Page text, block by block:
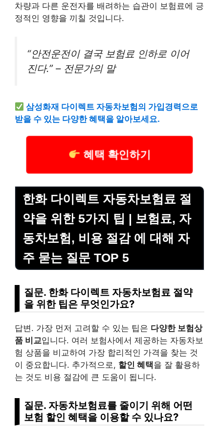
차량과 다른 운전자를 배려하는 습관이 보험료에 긍
정적인 영향을 끼칠 것입니다.
“안전운전이 결국 보험료 인하로 이어
진다.” – 전문가의 말
삼성화재 다이렉트 자동차보험의 가입경력으로
받을 수 있는 다양한 혜택을 알아보세요.
혜택 확인하기
한화 다이렉트 자동차보험료 절
약을 위한 5가지 팁 | 보험료, 자
동차보험, 비용 절감 에 대해 자
주 묻는 질문 TOP 5
질문. 한화 다이렉트 자동차보험료 절약
을 위한 팁은 무엇인가요?
답변. 가장 먼저 고려할 수 있는 팁은 다양한 보험상
품 비교입니다. 여러 보험사에서 제공하는 자동차보
험 상품을 비교하여 가장 합리적인 가격을 찾는 것
이 중요합니다. 추가적으로, 할인 혜택을 잘 활용하
는 것도 비용 절감에 큰 도움이 됩니다.
질문. 자동차보험료를 줄이기 위해 어떤
보험 할인 혜택을 이용할 수 있나요?